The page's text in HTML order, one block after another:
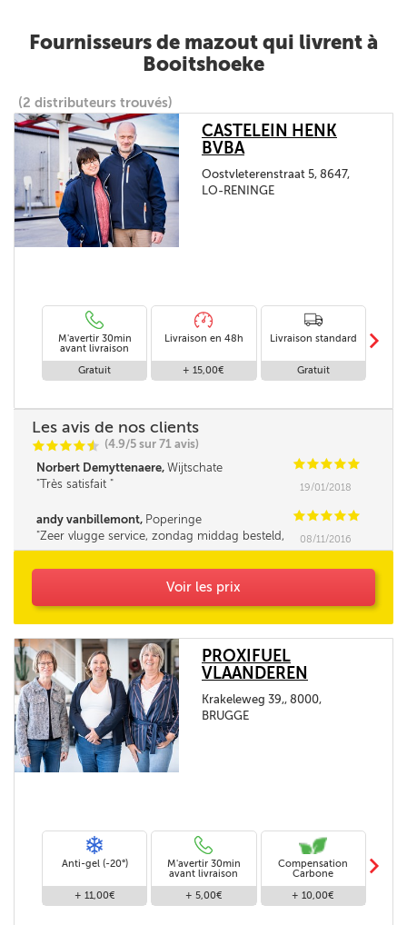
Fournisseurs de mazout qui livrent à
Booitshoeke
(2 distributeurs trouvés)
CASTELEIN HENK
BVBA
Oostvleterenstraat 5, 8647,
LO-RENINGE
M'avertir 30min
avant livraison
Gratuit
Livraison en 48h
+ 15,00€
Livraison standard
Gratuit
m
Les avis de nos clients
CCCCi
@ (4.9/5 sur 71 avis)
Norbert Demyttenaere, Wijtschate CCCCC
Très satisfait
19/01/2018
andy vanbillemont, Poperinge CCCCC
Zeer vlugge service, zondag middag besteld,
maandag morgen reeds geleverd.
08/11/2016
Voir les prix
PROXIFUEL
VLAANDEREN
Krakeleweg 39,, 8000,
BRUGGE
Anti-gel (-20°)
+ 11,00€
M'avertir 30min
avant livraison
+ 5,00€
Compensation
Carbone
+ 10,00€
m